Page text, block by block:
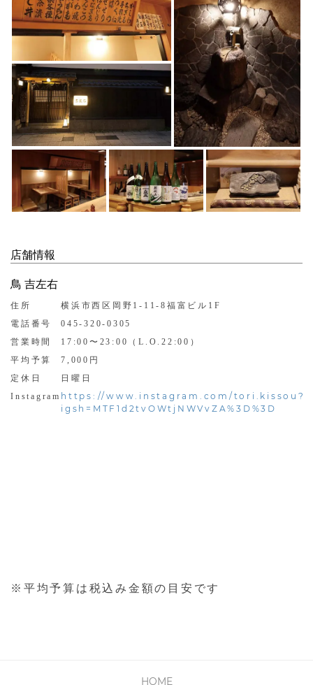
店舗情報
鳥 吉左右
住所
横浜市西区岡野1-11-8福富ビル1F
電話番号
045-320-0305
営業時間
17:00〜23:00（L.O.22:00）
平均予算
7,000円
定休日
日曜日
Instagram https://www.instagram.com/tori.kissou?
igsh=MTF1d2tvOWtjNWVvZA%3D%3D
※平均予算は税込み金額の目安です
HOME